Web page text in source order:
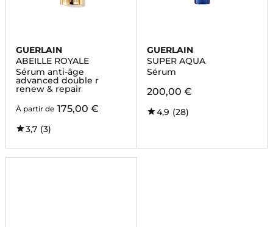
GUERLAIN
ABEILLE ROYALE
Sérum anti-âge
advanced double r
renew & repair
À partir de 175,00 €
3,7 (3)
GUERLAIN
SUPER AQUA
Sérum
200,00 €
4,9 (28)